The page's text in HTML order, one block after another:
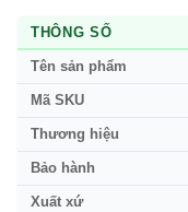
THÔNG SỐ
Tên sản phẩm
Mã SKU
Thương hiệu
Bảo hành
Xuất xứ